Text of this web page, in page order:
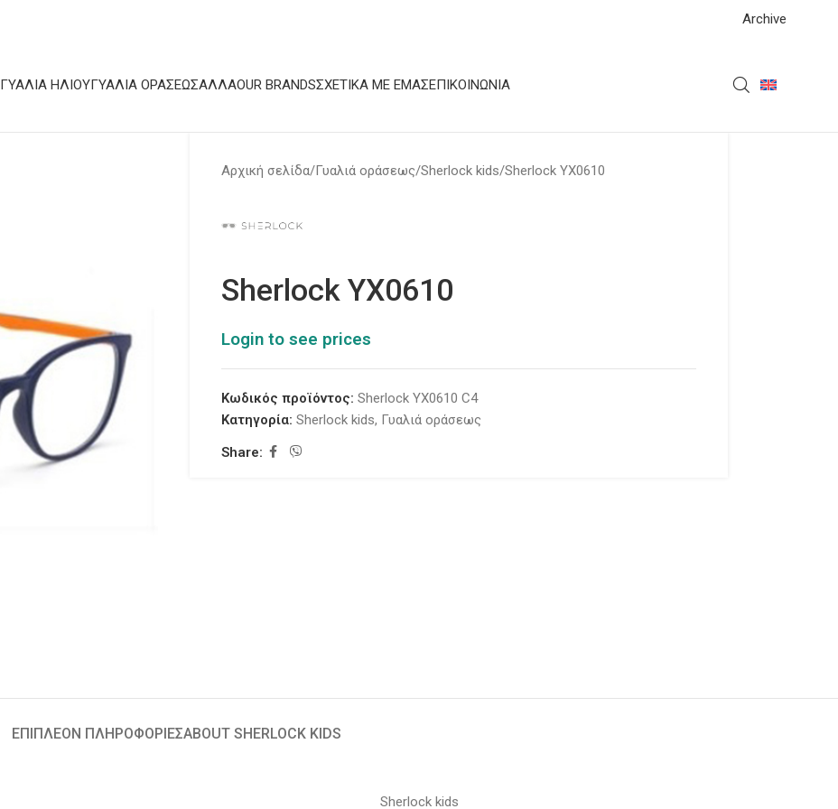
Archive
ΓΥΑΛΙΆ ΗΛΊΟΥΓΥΑΛΙΆ ΟΡΆΣΕΩΣΆΛΛΑOUR BRANDSΣΧΕΤΙΚΆ ΜΕ ΕΜΆΣΕΠΙΚΟΙΝΩΝΊΑ
Αρχική σελίδα Γυαλιά οράσεως Sherlock kids Sherlock YX0610
Sherlock YX0610
Login to see prices
Κωδικός προϊόντος: Sherlock YX0610 C4
Κατηγορία: Sherlock kids, Γυαλιά οράσεως
Share:
ΕΠΙΠΛΈΟΝ ΠΛΗΡΟΦΟΡΊΕΣABOUT SHERLOCK KIDS
Sherlock kids